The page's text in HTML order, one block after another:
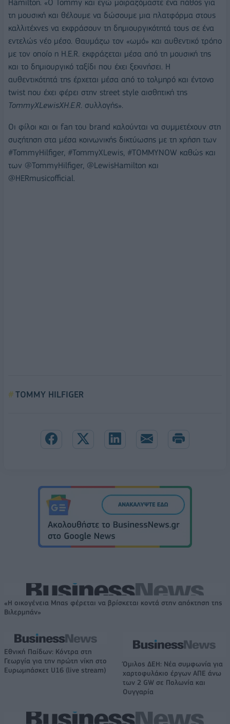
Hamilton. «Ο Tommy και εγώ μοιραζόμαστε ένα πάθος για
τη μουσική και θέλουμε να δώσουμε μια πλατφόρμα στους
καλλιτέχνες να εκφράσουν τη δημιουργικότητά τους σε ένα
εντελώς νέο μέσο. Θαυμάζω τον «ωμό» και αυθεντικό τρόπο
με τον οποίο η H.E.R. εκφράζεται μέσα από τη μουσική της
και το δημιουργικό ταξίδι που έχει ξεκινήσει. Η
αυθεντικότητά της έρχεται μέσα από το τολμηρό και έντονο
twist που έχει φέρει στην street style αισθητική της
TommyXLewisXH.E.R. συλλογής».
Οι φίλοι και οι fan του brand καλούνται να συμμετέχουν στη
συζήτηση στα μέσα κοινωνικής δικτύωσης µε τη χρήση των
#TommyHilfiger, #TommyXLewis, #TOMMYNOW καθώς και
των @TommyHilfiger, @LewisHamilton και
@HERmusicofficial.
TOMMY HILFIGER
«Η οικογένεια Μπας φέρεται να βρίσκεται κοντά στην απόκτηση της
Βιλερμπάν»
Εθνική Παίδων: Κόντρα στη
Γεωργία για την πρώτη νίκη στο
Ευρωμπάσκετ U16 (live stream)
Όμιλος ΔΕΗ: Νέα συμφωνία για
χαρτοφυλάκιο έργων ΑΠΕ άνω
των 2 GW σε Πολωνία και
Ουγγαρία